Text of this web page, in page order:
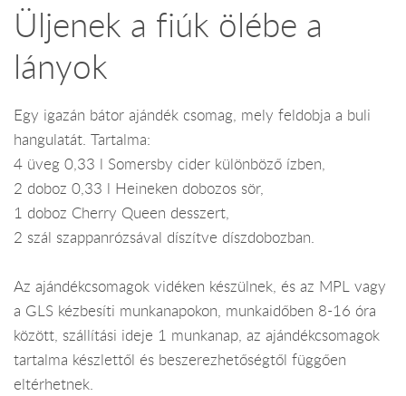
Üljenek a fiúk ölébe a
lányok
Egy igazán bátor ajándék csomag, mely feldobja a buli
hangulatát. Tartalma:
4 üveg 0,33 l Somersby cider különböző ízben,
2 doboz 0,33 l Heineken dobozos sör,
1 doboz Cherry Queen desszert,
2 szál szappanrózsával díszítve díszdobozban.
Az ajándékcsomagok vidéken készülnek, és az MPL vagy
a GLS kézbesíti munkanapokon, munkaidőben 8-16 óra
között, szállítási ideje 1 munkanap, az ajándékcsomagok
tartalma készlettől és beszerezhetőségtől függően
eltérhetnek.